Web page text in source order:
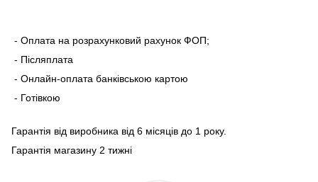
- Оплата на розрахунковий рахунок ФОП;
- Післяплата
- Онлайн-оплата банківською картою
- Готівкою
Гарантія від виробника від 6 місяців до 1 року.
Гарантія магазину 2 тижні